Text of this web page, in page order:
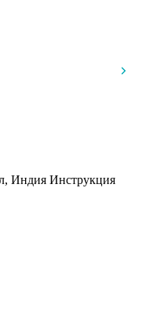
Индия Инструкция